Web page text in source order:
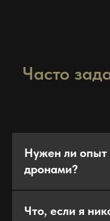
Часто
Нужен ли опыт
дронами?
Что, если я